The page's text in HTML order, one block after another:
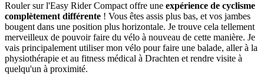
Rouler sur l'Easy Rider Compact offre une expérience de cyclisme
complètement différente ! Vous êtes assis plus bas, et vos jambes
bougent dans une position plus horizontale. Je trouve cela tellement
merveilleux de pouvoir faire du vélo à nouveau de cette manière. Je
vais principalement utiliser mon vélo pour faire une balade, aller à la
physiothérapie et au fitness médical à Drachten et rendre visite à
quelqu'un à proximité.